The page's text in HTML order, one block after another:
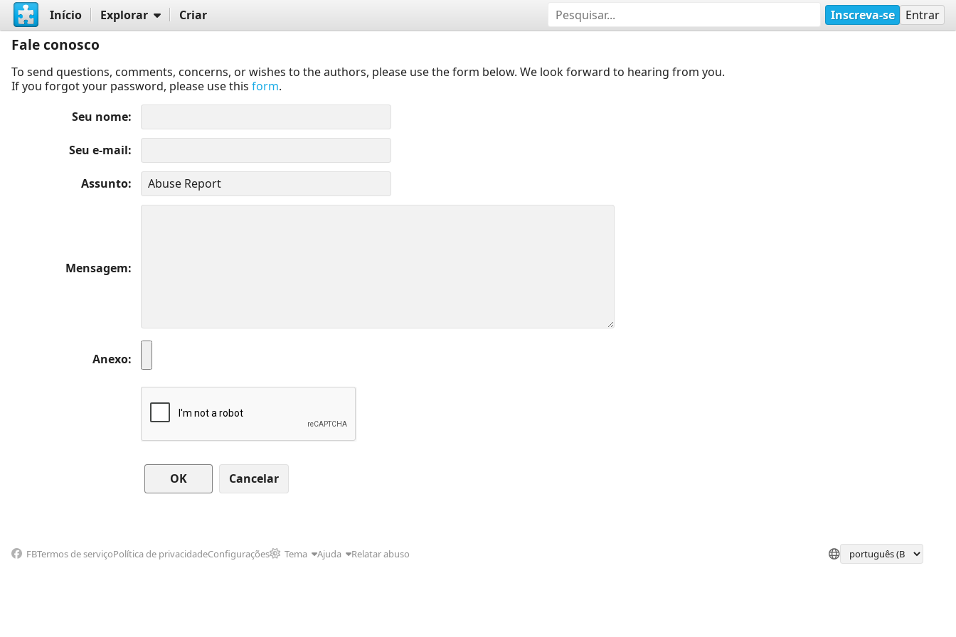
Início Explorar Criar Inscreva-se Entrar
Fale conosco
To send questions, comments, concerns, or wishes to the authors, please use the form below. We look forward to hearing from you.
If you forgot your password, please use this form.
Seu nome
Seu e-mail
Assunto
Mensagem
Anexo
Cancelar
FBTermos de serviçoPolítica de privacidadeConfigurações Tema Ajuda Relatar abuso